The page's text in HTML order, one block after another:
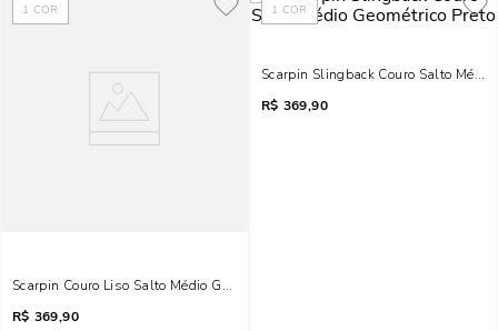
1 COR
Scarpin Couro Liso Salto Médio Geométrico Marrom Dark
R$ 369,90
1 COR
Scarpin Slingback Couro Salto Médio
R$ 369,90